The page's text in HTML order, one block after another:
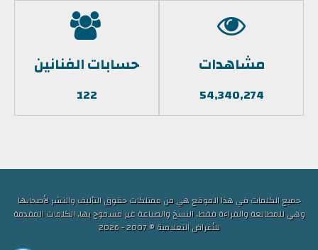
مشاهدات
54,340,274
حسابات الفنانين
122
جميع الكلمات في هذا الموقع هي من ممتلكات حقوق التأليف والنشر لأصحابها
وهي للمطالعة والقراءة فقط, النسخ والطباعة غير مسموح بها, الكلمات المقدمة
للأغراض التعليمية © 2007 - 2026